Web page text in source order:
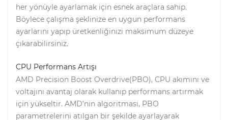
her yönüyle ayarlamak için esnek araçlara sahip.
Böylece çalışma şeklinize en uygun performans
ayarlarını yapıp üretkenliğinizi maksimum düzeye
çıkarabilirsiniz.
CPU Performans Artışı
AMD Precision Boost Overdrive(PBO), CPU akımını ve
voltajını avantaj olarak kullanıp performans artırmak
için yükseltir. AMD’nin algoritması, PBO
parametrelerini atılgan bir şekilde ayarlayarak